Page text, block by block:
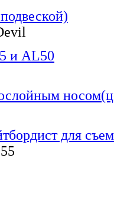
и AL50
для